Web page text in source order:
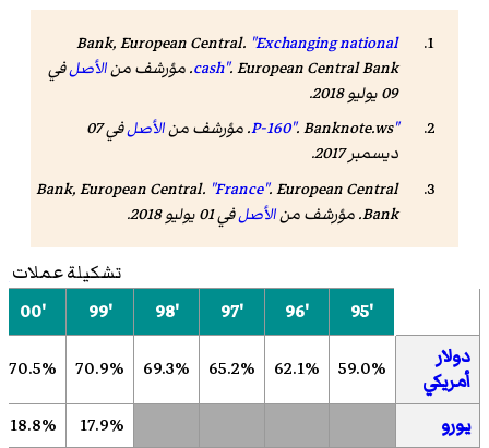
Bank, European Central. "Exchanging national
cash".European Central Bank . مؤرشف منالأصلفي
09 يوليو 2018
.
"P-160"
.Banknote.ws . مؤرشف منالأصل
في 07
ديسمبر 2017
.
Bank, European Central. "France".European Central
Bank. مؤرشف منالأصلفي 01 يوليو 2018 .
تشكيلة عملات
'95
'96
'97
'98
'99
'00
دولار
أمريكي
59.0%
62.1%
65.2%
69.3%
70.9%
70.5%
يورو
17.9%
18.8%